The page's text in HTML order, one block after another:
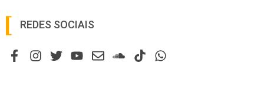
REDES SOCIAIS